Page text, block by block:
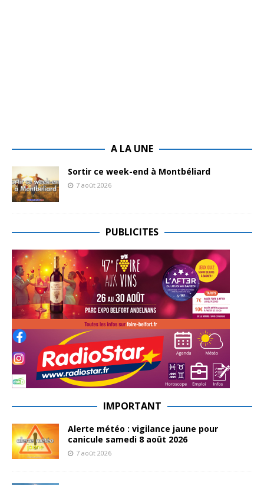
A LA UNE
Sortir ce week-end à Montbéliard
7 août 2026
PUBLICITES
IMPORTANT
Alerte météo : vigilance jaune pour
canicule samedi 8 août 2026
7 août 2026